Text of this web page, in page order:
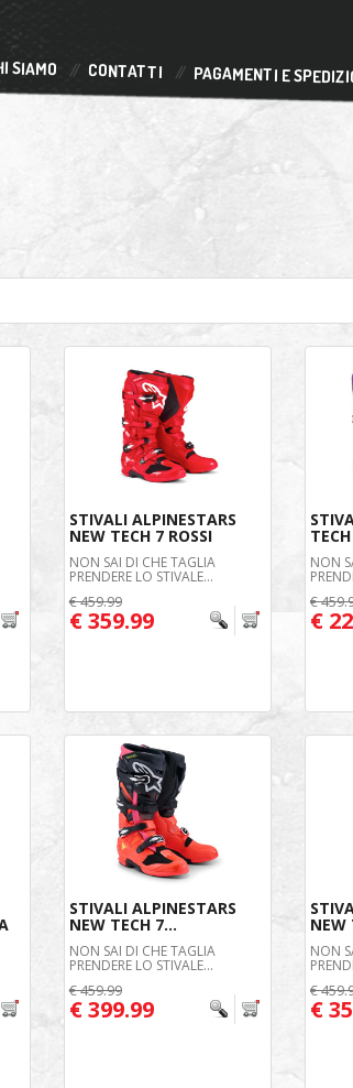
SIAMO CONTATTI PAGAMENTI E
STIVALI ALPINESTARS
NEW TECH 7 ROSSI
NON SAI DI CHE TAGLIA
PRENDERE LO STIVALE...
€ 459.99
€ 359.99
NON
€
€
STIVALI ALPINESTARS
NEW TECH 7...
NON SAI DI CHE TAGLIA
PRENDERE LO STIVALE...
€ 459.99
€ 399.99
NEW
NON
€
€